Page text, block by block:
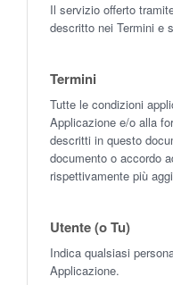
Il servizio offerto
descritto nei Termini e
Termini
Tutte le condizioni
Applicazione e/o alla
descritti in questo
documento o accordo
rispettivamente più
Utente (o Tu)
Indica qualsiasi
Applicazione.